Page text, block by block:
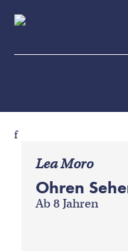
f
Lea Moro
Ohren
Ab 8 Jahren